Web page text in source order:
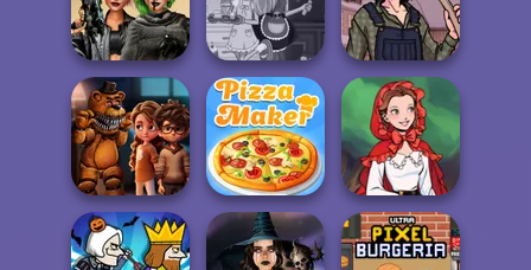
Ugly Winter
Sweater
My Christmas
Party Prep
Into the Wild
Cyberpunk
Shieldmaidens
Devilish Cooking
Weekend at the
Overlook